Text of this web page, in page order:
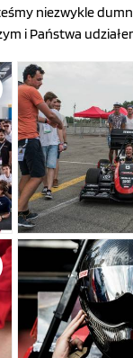
niezwykle
i Państwa